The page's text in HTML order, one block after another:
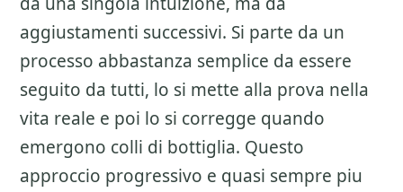
aggiustamenti successivi. Si parte da un
processo abbastanza semplice da essere
seguito da tutti, lo si mette alla prova nella
vita reale e poi lo si corregge quando
emergono colli di bottiglia. Questo
approccio progressivo e quasi sempre piu